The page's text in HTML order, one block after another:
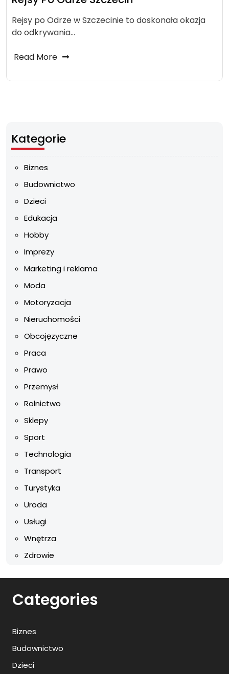
Rejsy po Odrze w Szczecinie to doskonała okazja
do odkrywania…
Read More
Kategorie
Biznes
Budownictwo
Dzieci
Edukacja
Hobby
Imprezy
Marketing i reklama
Moda
Motoryzacja
Nieruchomości
Obcojęzyczne
Praca
Prawo
Przemysł
Rolnictwo
Sklepy
Sport
Technologia
Transport
Turystyka
Uroda
Usługi
Wnętrza
Zdrowie
Categories
Biznes
Budownictwo
Dzieci